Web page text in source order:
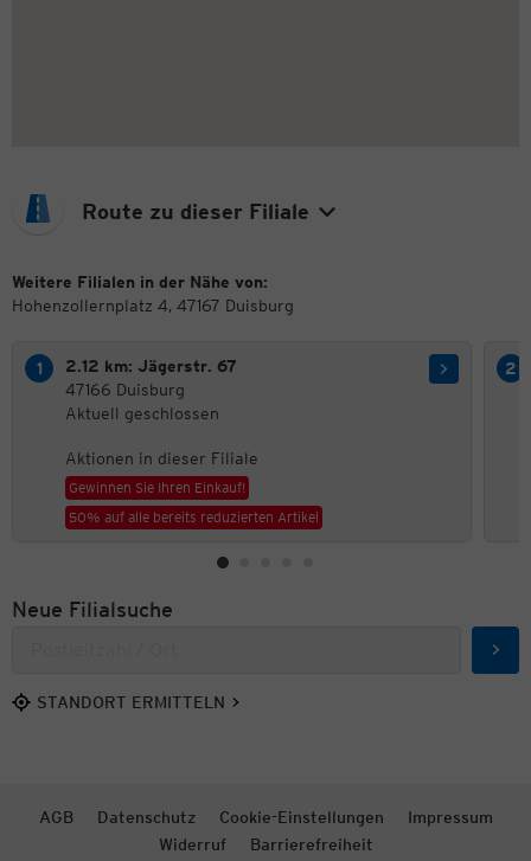
Route zu dieser Filiale
Weitere Filialen in der Nähe von:
Hohenzollernplatz 4, 47167 Duisburg
2.12 km: Jägerstr. 67
47166 Duisburg
Aktuell geschlossen
Aktionen in dieser Filiale
Gewinnen Sie Ihren Einkauf!
50% auf alle bereits reduzierten Artikel
Neue Filialsuche
STANDORT ERMITTELN
AGB Datenschutz Cookie-Einstellungen
Impressum
Widerruf
Barrierefreiheit